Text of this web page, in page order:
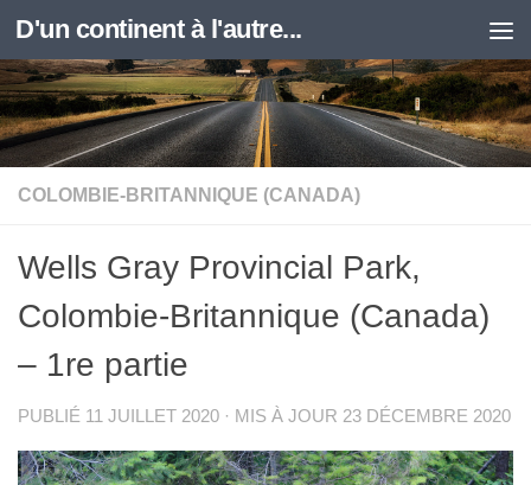
Skip to content
D'un continent à l'autre...
COLOMBIE-BRITANNIQUE (CANADA)
Wells Gray Provincial Park,
Colombie-Britannique (Canada)
– 1re partie
PUBLIÉ 11 JUILLET 2020 · MIS À JOUR 23 DÉCEMBRE 2020